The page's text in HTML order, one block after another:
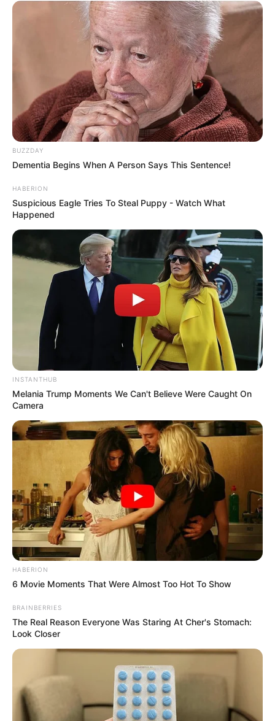
BUZZDAY
Dementia Begins When A Person Says This Sentence!
HABERION
Suspicious Eagle Tries To Steal Puppy - Watch What
Happened
INSTANTHUB
Melania Trump Moments We Can't Believe Were Caught On
Camera
HABERION
6 Movie Moments That Were Almost Too Hot To Show
BRAINBERRIES
The Real Reason Everyone Was Staring At Cher's Stomach:
Look Closer